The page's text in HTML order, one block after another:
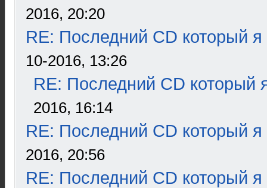
2016, 20:20
RE: Последний CD который я
10-2016, 13:26
RE: Последний CD который
2016, 16:14
RE: Последний CD который я
2016, 20:56
RE: Последний CD который я